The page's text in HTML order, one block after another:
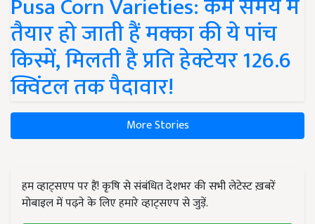
तैयार हो जाती हैं मक्का की ये पांच
किस्में, मिलती है प्रति हेक्टेयर 126.6
क्विंटल तक पैदावार!
More Stories
हम व्हाट्सएप पर हैं! कृषि से संबंधित देशभर की सभी लेटेस्ट ख़बरें
मोबाइल में पढ़ने के लिए हमारे व्हाट्सएप से जुड़ें.